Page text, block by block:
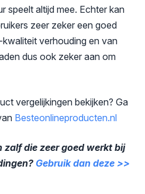
speelt altijd mee. Echter kan
zeer zeker een goed
verhouding en van
dus ook zeker aan om
vergelijkingen bekijken? Ga
Besteonlineproducten.nl
zalf die zeer goed werkt bij
Gebruik dan deze >>